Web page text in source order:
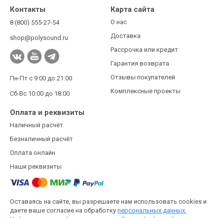
Контакты
8 (800) 555-27-54
shop@polysound.ru
Пн-Пт с 9:00 до 21:00
Сб-Вс 10:00 до 18:00
Карта сайта
О нас
Доставка
Рассрочка или кредит
Гарантия возврата
Отзывы покупателей
Комплексные проекты
Оплата и реквизиты
Наличный расчёт
Безналичный расчёт
Оплата онлайн
Наши реквизиты
Оставаясь на сайте, вы разрешаете нам использовать cookies и
даете ваше согласие на обработку персональных данных.